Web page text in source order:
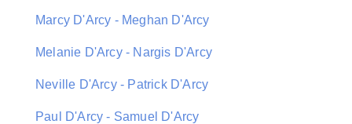
Marcy D'Arcy - Meghan D'Arcy
Melanie D'Arcy - Nargis D'Arcy
Neville D'Arcy - Patrick D'Arcy
Paul D'Arcy - Samuel D'Arcy